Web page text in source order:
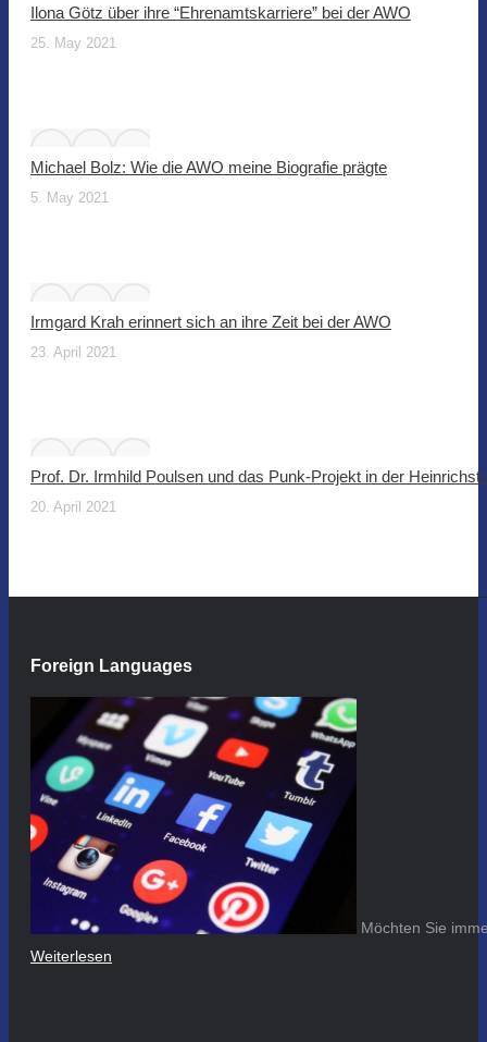
Ilona Götz über ihre “Ehrenamtskarriere” bei der AWO
25. May 2021
Michael Bolz: Wie die AWO meine Biografie prägte
5. May 2021
Irmgard Krah erinnert sich an ihre Zeit bei der AWO
23. April 2021
Prof. Dr. Irmhild Poulsen und das Punk-Projekt in der
20. April 2021
Foreign Languages
Möchten Sie
Weiterlesen